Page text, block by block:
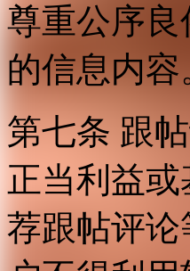
尊重公序
的信息内容
第七条 跟
正当利益
荐跟帖评